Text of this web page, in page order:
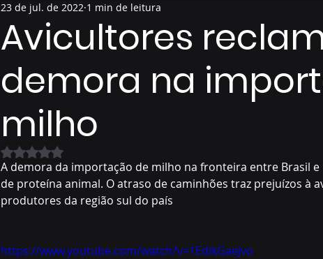
Avicultores
demora na
milho
23 de jul. de 2022 1 min de leitura
Avaliado com NaN de 5 estrelas.
A demora da importação de milho na fronteira entre Brasil
de proteína animal. O atraso de caminhões traz prejuízos à
produtores da região sul do país
https://www.youtube.com/watch?v=1EdikGaeJvo